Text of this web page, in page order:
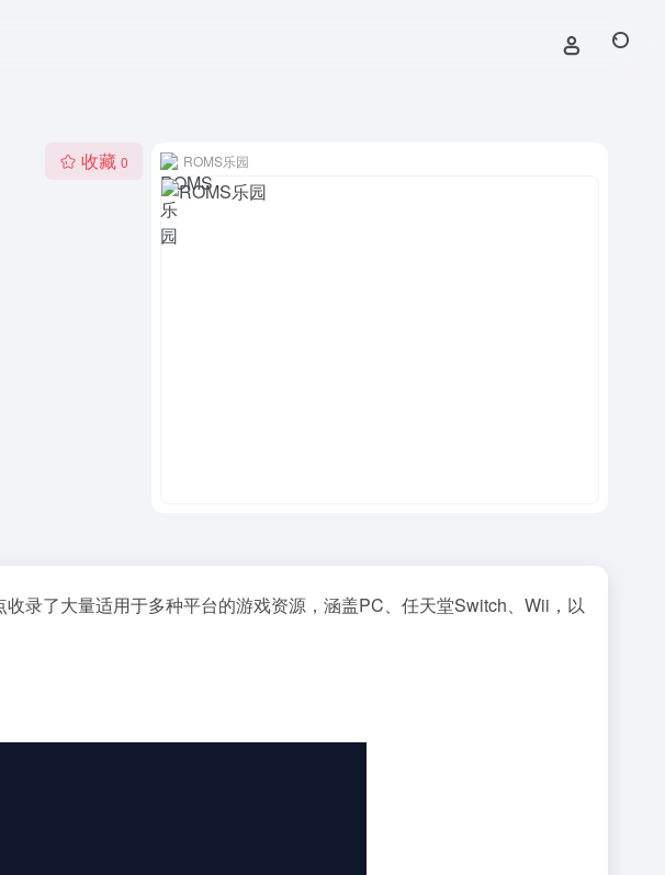
收藏 0 ROMS乐园
录了大量适用于多种平台的游戏资源，涵盖PC、任天堂Switch、Wii，以